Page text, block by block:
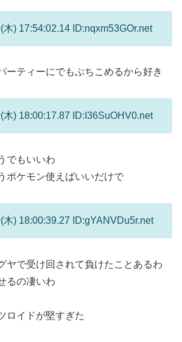
) 17:54:02.14 ID:nqxm53GOr.net
ーティーにでもぶちこめるから好き
木) 18:00:17.87 ID:I36SuOHV0.net
でもいいわ
ポケモン使えばいいだけで
木) 18:00:39.27 ID:gYANVDu5r.net
ヤで受け回されて負けたことあるわ
るの凄いわ
ロイドが堅すぎた